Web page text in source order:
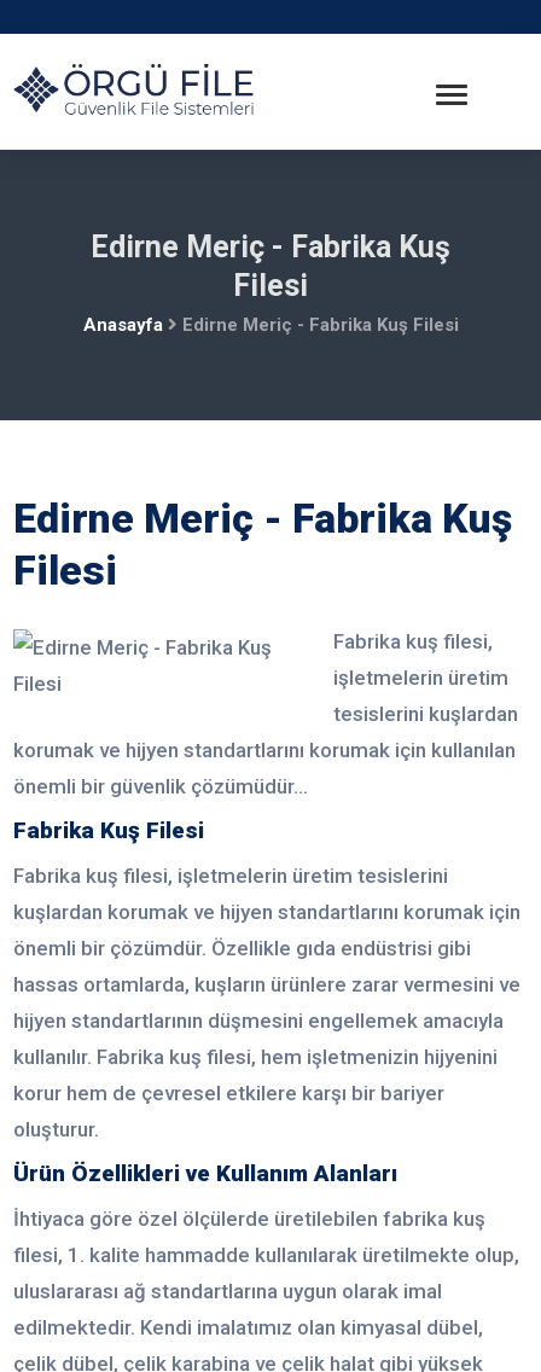
Edirne Meriç - Fabrika Kuş
Filesi
Anasayfa Edirne Meriç - Fabrika Kuş Filesi
Edirne Meriç - Fabrika Kuş
Filesi
Fabrika kuş filesi,
işletmelerin üretim
tesislerini kuşlardan
korumak ve hijyen standartlarını korumak için kullanılan
önemli bir güvenlik çözümüdür...
Fabrika Kuş Filesi
Fabrika kuş filesi, işletmelerin üretim tesislerini
kuşlardan korumak ve hijyen standartlarını korumak için
önemli bir çözümdür. Özellikle gıda endüstrisi gibi
hassas ortamlarda, kuşların ürünlere zarar vermesini ve
hijyen standartlarının düşmesini engellemek amacıyla
kullanılır. Fabrika kuş filesi, hem işletmenizin hijyenini
korur hem de çevresel etkilere karşı bir bariyer
oluşturur.
Ürün Özellikleri ve Kullanım Alanları
İhtiyaca göre özel ölçülerde üretilebilen fabrika kuş
filesi, 1. kalite hammadde kullanılarak üretilmekte olup,
uluslararası ağ standartlarına uygun olarak imal
edilmektedir. Kendi imalatımız olan kimyasal dübel,
çelik dübel, çelik karabina ve çelik halat gibi yüksek